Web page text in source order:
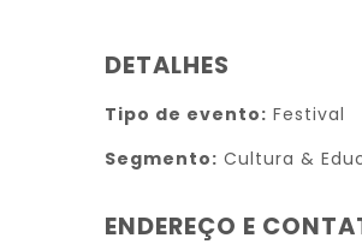
DETALHES
Tipo de evento: Festival
Segmento: Cultura &
ENDEREÇO E